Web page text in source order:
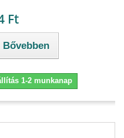
Ft
Bővebben
1-2 munkanap